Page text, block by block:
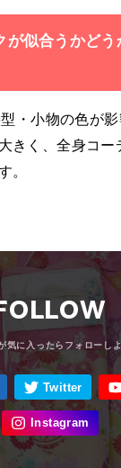
似合うかどう
・小物の色が
きく、全身コー
。